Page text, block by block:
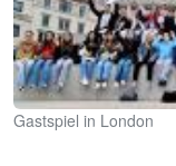
Gastspiel in London